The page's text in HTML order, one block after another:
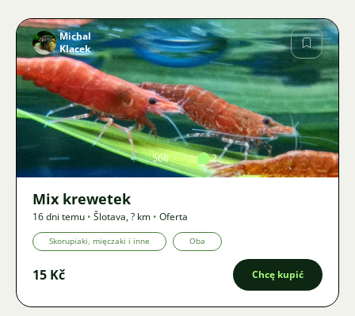
Zdjęcie
Michal
Klacek
566 2
Mix krewetek
16 dni temu • Šlotava,? km • Oferta
Skorupiaki, mięczaki i inne Oba
15 Kč Chcę kupić